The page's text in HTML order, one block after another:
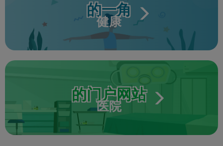
的一角
健康
的门户网站
医院